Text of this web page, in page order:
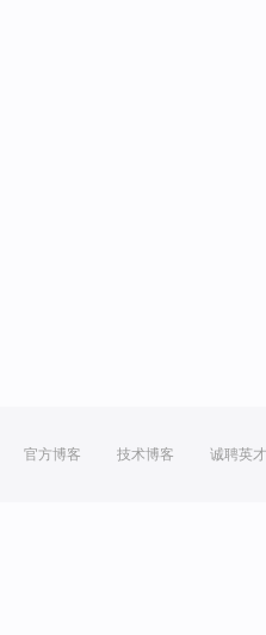
官方博客 技术博客 诚聘英才